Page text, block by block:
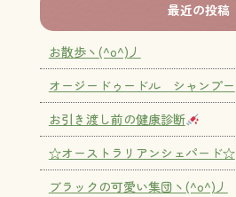
最近の投稿
お散歩ヽ(^o^)丿
オージードゥードル シャンプー
お引き渡し前の健康診断
☆オーストラリアンシェパード☆
ブラックの可愛い集団ヽ(^o^)丿